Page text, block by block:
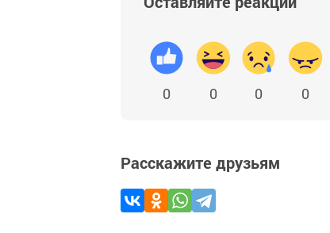
0 0 0 0
Расскажите друзьям